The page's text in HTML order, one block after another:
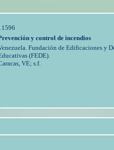
y control de incendios
Fundación de Edificaciones y
(FEDE).
VE; s.f.